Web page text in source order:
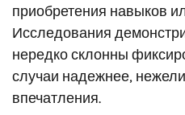
приобретения навыков
Исследования
нередко склонны
случаи надежнее,
впечатления.